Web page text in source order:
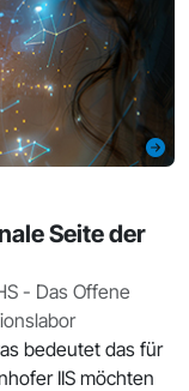
Seite der
- Das Offene
bedeutet das für
IIS möchten